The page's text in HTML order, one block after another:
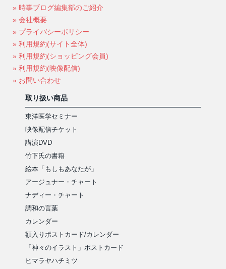
» 時事ブログ編集部のご紹介
» 会社概要
» プライバシーポリシー
» 利用規約(サイト全体)
» 利用規約(ショッピング会員)
» 利用規約(映像配信)
» お問い合わせ
取り扱い商品
東洋医学セミナー
映像配信チケット
講演DVD
竹下氏の書籍
絵本「もしもあなたが」
アージュナー・チャート
ナディー・チャート
調和の言葉
カレンダー
額入りポストカード/カレンダー
「神々のイラスト」ポストカード
ヒマラヤハチミツ